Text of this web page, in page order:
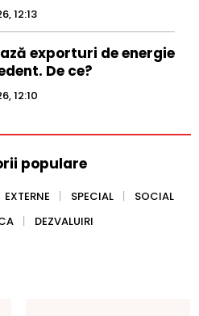
12:13
exporturi de energie
De ce?
12:10
populare
EXTERNE SPECIAL
SOCIAL
DEZVALUIRI